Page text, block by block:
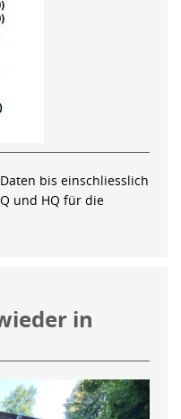
bis einschliesslich
und HQ für die
in